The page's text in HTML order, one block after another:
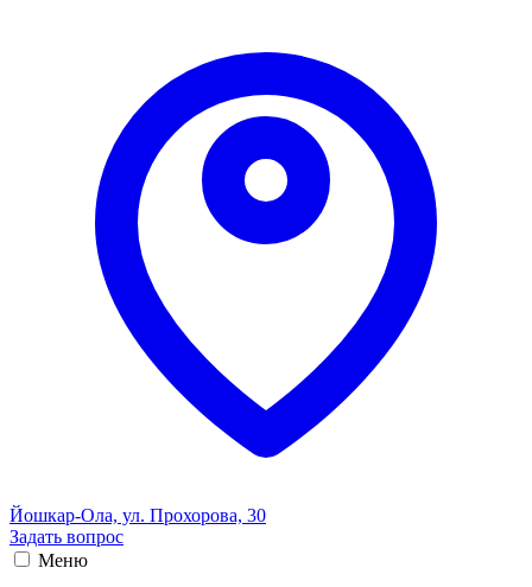
Йошкар-Ола, ул. Прохорова, 30
Задать вопрос
Меню